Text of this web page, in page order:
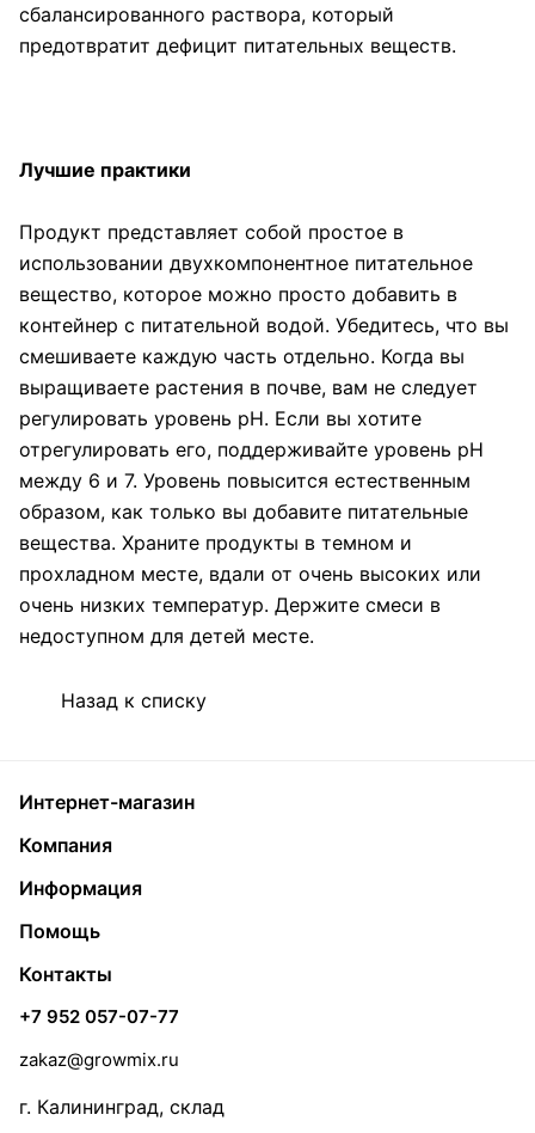
сбалансированного раствора, который
предотвратит дефицит питательных веществ.
Лучшие практики
Продукт представляет собой простое в
использовании двухкомпонентное питательное
вещество, которое можно просто добавить в
контейнер с питательной водой. Убедитесь, что вы
смешиваете каждую часть отдельно. Когда вы
выращиваете растения в почве, вам не следует
регулировать уровень pH. Если вы хотите
отрегулировать его, поддерживайте уровень pH
между 6 и 7. Уровень повысится естественным
образом, как только вы добавите питательные
вещества. Храните продукты в темном и
прохладном месте, вдали от очень высоких или
очень низких температур. Держите смеси в
недоступном для детей месте.
Назад к списку
Интернет-магазин
Компания
Информация
Помощь
Контакты
+7 952 057-07-77
zakaz@growmix.ru
г. Калининград, склад